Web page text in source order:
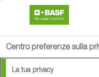
Centro preferenze sulla
La tua privacy